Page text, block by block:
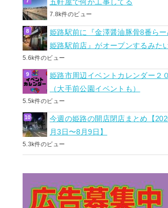
五軒屋で何か工事してる
7.8k件のビュー
姫路駅前に『金澤醤油豚骨8番らー
姫路駅前店』がオープンするみたい
5.6k件のビュー
姫路市周辺イベントカレンダー２
（大手前公園イベントも）
5.5k件のビュー
今週の姫路の開店閉店まとめ【
月3日〜8月9日】
5.3k件のビュー